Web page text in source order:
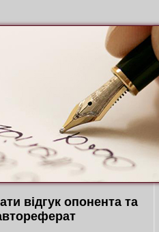
відгук опонента та